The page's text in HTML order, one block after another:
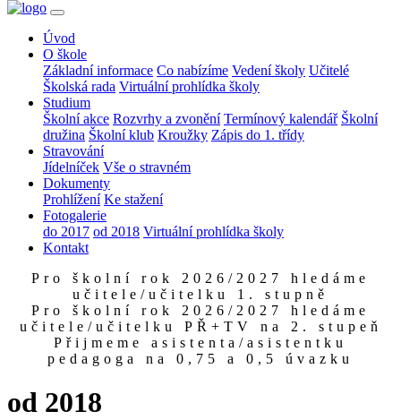
Úvod
O škole
Základní informace Co nabízíme Vedení školy Učitelé
Školská rada Virtuální prohlídka školy
Studium
Školní akce Rozvrhy a zvonění Termínový kalendář Školní
družina Školní klub Kroužky Zápis do 1. třídy
Stravování
Jídelníček Vše o stravném
Dokumenty
Prohlížení Ke stažení
Fotogalerie
do 2017 od 2018 Virtuální prohlídka školy
Kontakt
Pro školní rok 2026/2027 hledáme
učitele/učitelku 1. stupně
Pro školní rok 2026/2027 hledáme
učitele/učitelku PŘ+TV na 2. stupeň
Přijmeme asistenta/asistentku
pedagoga na 0,75 a 0,5 úvazku
od 2018